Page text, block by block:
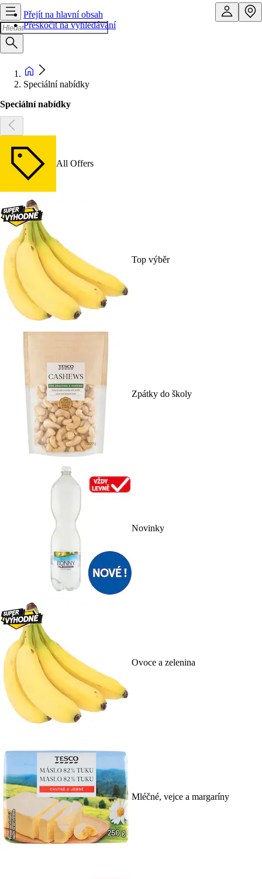
Přejít na hlavní obsah
Přeskočit na vyhledávání
Speciální nabídky
Speciální nabídky
All Offers
Top výběr
Zpátky do školy
Novinky
Ovoce a zelenina
Mléčné, vejce a margaríny